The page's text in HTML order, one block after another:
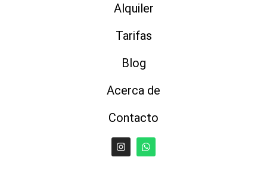
Alquiler
Tarifas
Blog
Acerca de
Contacto